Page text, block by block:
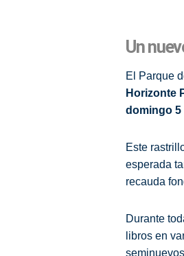
Un
El Parque
Horizonte
domingo 5
Este
esperada
recauda
Durante
libros en